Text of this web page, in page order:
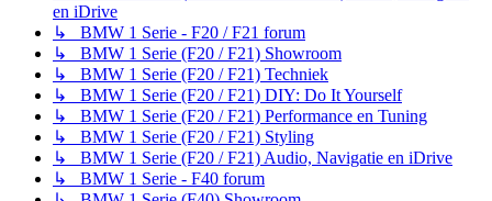
en iDrive
↳ BMW 1 Serie - F20 / F21 forum
↳ BMW 1 Serie (F20 / F21) Showroom
↳ BMW 1 Serie (F20 / F21) Techniek
↳ BMW 1 Serie (F20 / F21) DIY: Do It Yourself
↳ BMW 1 Serie (F20 / F21) Performance en Tuning
↳ BMW 1 Serie (F20 / F21) Styling
↳ BMW 1 Serie (F20 / F21) Audio, Navigatie en iDrive
↳ BMW 1 Serie - F40 forum